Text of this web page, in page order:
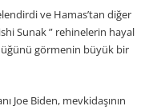
ve Hamas’tan diğer
Sunak ” rehinelerin hayal
görmenin büyük bir
Joe Biden, mevkidaşının